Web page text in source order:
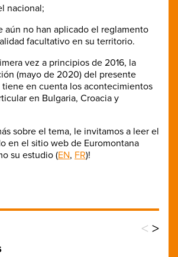
nacional;
aún no han aplicado el reglamento
facultativo en su territorio.
vez a principios de 2016, la
(mayo de 2020) del presente
en cuenta los acontecimientos
en Bulgaria, Croacia y
sobre el tema, le invitamos a leer el
en el sitio web de Euromontana
su estudio (EN, FR)!
< >